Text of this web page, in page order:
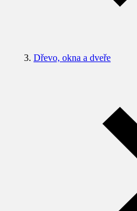
Dřevo, okna a dveře